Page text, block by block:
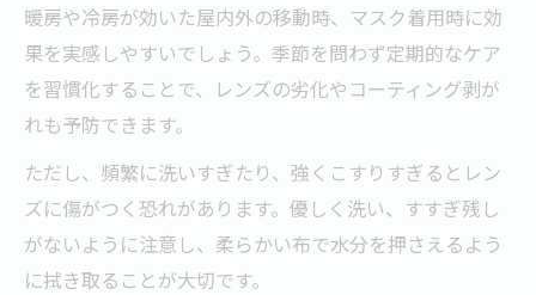
暖房や冷房が効いた屋内外の移動時、マスク着用時に効
果を実感しやすいでしょう。季節を問わず定期的なケア
を習慣化することで、レンズの劣化やコーティング剥が
れも予防できます。
ただし、頻繁に洗いすぎたり、強くこすりすぎるとレン
ズに傷がつく恐れがあります。優しく洗い、すすぎ残し
がないように注意し、柔らかい布で水分を押さえるよう
に拭き取ることが大切です。